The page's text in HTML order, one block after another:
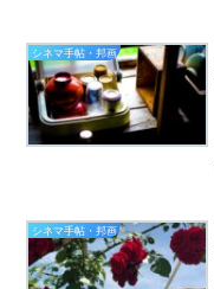
シネマ手帖・邦画
シネマ手帖・邦画